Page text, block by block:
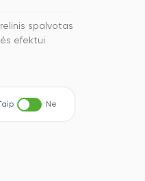
spalvotas
efektui
Taip Ne